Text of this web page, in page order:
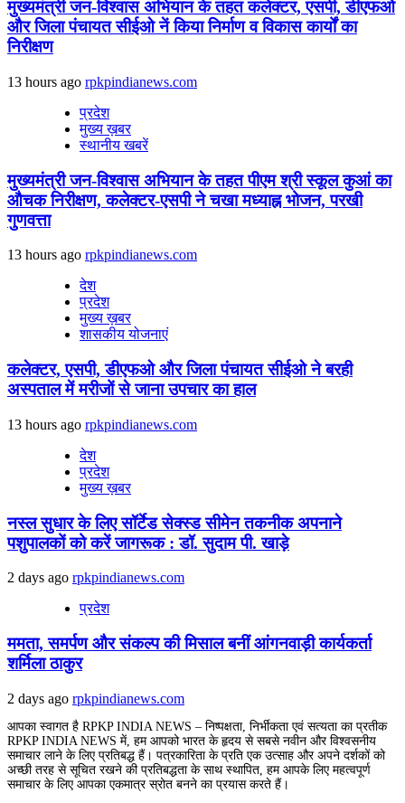
मुख्यमंत्री जन-विश्वास अभियान के तहत कलेक्टर, एसपी, डीएफओ
और जिला पंचायत सीईओ नें किया निर्माण व विकास कार्यों का
निरीक्षण
13 hours ago rpkpindianews.com
प्रदेश
मुख्य ख़बर
स्थानीय खबरें
मुख्यमंत्री जन-विश्वास अभियान के तहत पीएम श्री स्कूल कुआं का
औचक निरीक्षण, कलेक्टर-एसपी ने चखा मध्याह्न भोजन, परखी
गुणवत्ता
13 hours ago rpkpindianews.com
देश
प्रदेश
मुख्य ख़बर
शासकीय योजनाएं
कलेक्टर, एसपी, डीएफओ और जिला पंचायत सीईओ ने बरही
अस्पताल में मरीजों से जाना उपचार का हाल
13 hours ago rpkpindianews.com
देश
प्रदेश
मुख्य ख़बर
नस्ल सुधार के लिए सॉर्टेड सेक्स्ड सीमेन तकनीक अपनाने
पशुपालकों को करें जागरूक : डॉ. सुदाम पी. खाड़े
2 days ago rpkpindianews.com
प्रदेश
ममता, समर्पण और संकल्प की मिसाल बनीं आंगनवाड़ी कार्यकर्ता
शर्मिला ठाकुर
2 days ago rpkpindianews.com
आपका स्वागत है RPKP INDIA NEWS – निष्पक्षता, निर्भीकता एवं सत्यता का प्रतीक
RPKP INDIA NEWS में, हम आपको भारत के हृदय से सबसे नवीन और विश्वसनीय
समाचार लाने के लिए प्रतिबद्ध हैं। पत्रकारिता के प्रति एक उत्साह और अपने दर्शकों को
अच्छी तरह से सूचित रखने की प्रतिबद्धता के साथ स्थापित, हम आपके लिए महत्वपूर्ण
समाचार के लिए आपका एकमात्र स्रोत बनने का प्रयास करते हैं।